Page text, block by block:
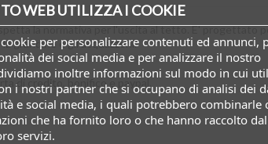
la normativa per l'uscita al tetto. E' progettato
grandine e gli acquazzoni.
di credito, bonifico e paypal.
WEB UTILIZZA I COOKIE
per personalizzare contenuti ed annunci,
dei social media e per analizzare il nostro
inoltre informazioni sul modo in cui
i nostri partner che si occupano di analisi dei
e social media, i quali potrebbero combinarle
che ha fornito loro o che hanno raccolto
servizi.